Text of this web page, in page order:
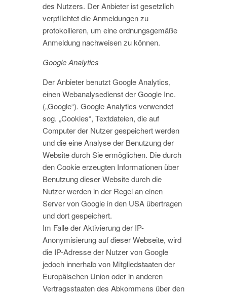
des Nutzers. Der Anbieter ist gesetzlich
verpflichtet die Anmeldungen zu
protokollieren, um eine ordnungsgemäße
Anmeldung nachweisen zu können.
Google Analytics
Der Anbieter benutzt Google Analytics,
einen Webanalysedienst der Google Inc.
(„Google“). Google Analytics verwendet
sog. „Cookies“, Textdateien, die auf
Computer der Nutzer gespeichert werden
und die eine Analyse der Benutzung der
Website durch Sie ermöglichen. Die durch
den Cookie erzeugten Informationen über
Benutzung dieser Website durch die
Nutzer werden in der Regel an einen
Server von Google in den USA übertragen
und dort gespeichert.
Im Falle der Aktivierung der IP-
Anonymisierung auf dieser Webseite, wird
die IP-Adresse der Nutzer von Google
jedoch innerhalb von Mitgliedstaaten der
Europäischen Union oder in anderen
Vertragsstaaten des Abkommens über den